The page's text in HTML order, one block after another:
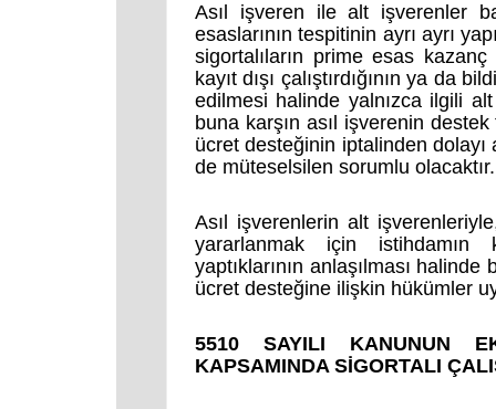
Asıl işveren ile alt işverenler
esaslarının tespitinin ayrı ayrı
sigortalıların prime esas kazanç
kayıt dışı çalıştırdığının ya da
edilmesi halinde yalnızca ilgili
buna karşın asıl işverenin
ücret desteğinin iptalinden
de müteselsilen sorumlu olacaktır.
Asıl işverenlerin alt
yararlanmak için istihdamın
yaptıklarının anlaşılması
ücret desteğine ilişkin hükümler
5510 SAYILI KANUNUN
KAPSAMINDA SİGORTALI